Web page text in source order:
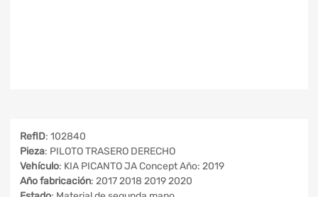
RefID: 102840
Pieza: PILOTO TRASERO DERECHO
Vehículo: KIA PICANTO JA Concept Año: 2019
Año fabricación: 2017 2018 2019 2020